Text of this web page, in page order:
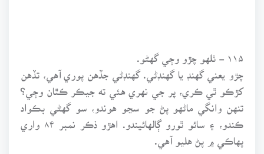
چڙو يعني گهنڊ يا گهنڊڻي. گهنڊڻي جڏهن پوري آهي، تڏهن
کڙڪو ٿي ڪري، پر جي نهري هئي ته جيڪر ڪٿان وڄي؟
تنهن وانگي ماڻهو پڻ جو سڃو هوندو، سو گهڻي بڪواد
ڪندو، ۽ سائو ٿورو ڳالهائيندو. اهڙو ذڪر نمبر ۸۴ واري
پهاڪي ۾ پڻ هليو آهي.